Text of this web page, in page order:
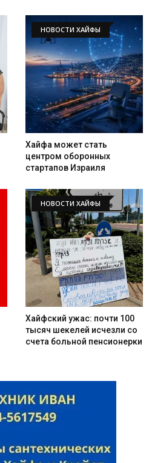
Искать
НОВОСТИ ХАЙФЫ
Хайфа может стать
центром оборонных
стартапов Израиля
НОВОСТИ ХАЙФЫ
Хайфский ужас: почти 100
тысяч шекелей исчезли со
счета больной пенсионерки